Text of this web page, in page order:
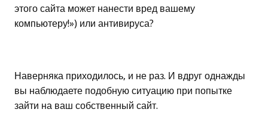
этого сайта может нанести вред вашему
компьютеру!») или антивируса?
Наверняка приходилось, и не раз. И вдруг однажды
вы наблюдаете подобную ситуацию при попытке
зайти на ваш собственный сайт.